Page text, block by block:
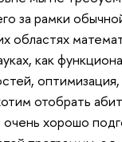
за рамки
областях
как
отобрать
хорошо